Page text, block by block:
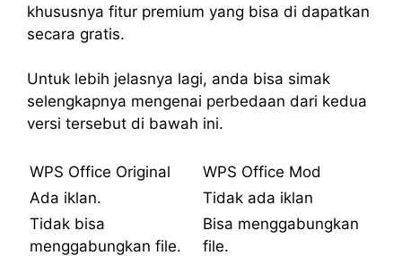
khususnya fitur premium yang bisa di dapatkan
secara gratis.
Untuk lebih jelasnya lagi, anda bisa simak
selengkapnya mengenai perbedaan dari kedua
versi tersebut di bawah ini.
WPS Office Original
WPS Office Mod
Ada iklan.
Tidak ada iklan
Tidak bisa
menggabungkan file.
Bisa menggabungkan
file.